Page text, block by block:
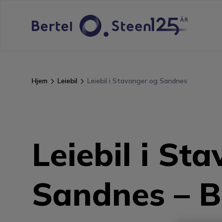
Hjem Leiebil Leiebil i Stavanger og Sandnes
Leiebil i
Sandnes –